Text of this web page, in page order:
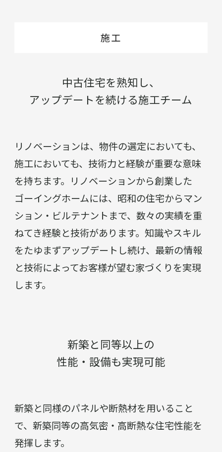
施工
中古住宅を熟知し、
アップデートを続ける施工チーム
リノベーションは、物件の選定においても、
施工においても、技術力と経験が重要な意味
を持ちます。リノベーションから創業した
ゴーイングホームには、昭和の住宅からマン
ション・ビルテナントまで、数々の実績を重
ねてき経験と技術があります。知識やスキル
をたゆまずアップデートし続け、最新の情報
と技術によってお客様が望む家づくりを実現
します。
新築と同等以上の
性能・設備も実現可能
新築と同様のパネルや断熱材を用いること
で、新築同等の高気密・高断熱な住宅性能を
発揮します。